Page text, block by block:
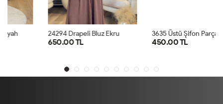
24294 Drapeli Bluz Ekru
650.00 TL 450.00 TL